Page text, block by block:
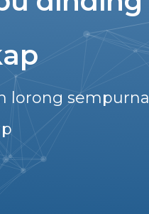
lorong sempurna